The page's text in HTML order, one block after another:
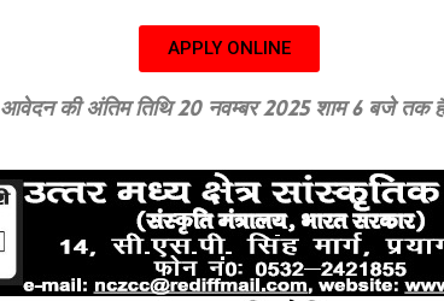
APPLY ONLINE
आवेदन की अंतिम तिथि 20 नवम्बर 2025 शाम 6 बजे तक